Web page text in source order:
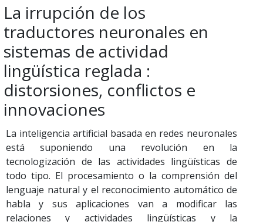
La irrupción de los
traductores neuronales en
sistemas de actividad
lingüística reglada :
distorsiones, conflictos e
innovaciones
La inteligencia artificial basada en redes neuronales
está suponiendo una revolución en la
tecnologización de las actividades lingüísticas de
todo tipo. El procesamiento o la comprensión del
lenguaje natural y el reconocimiento automático de
habla y sus aplicaciones van a modificar las
relaciones y actividades lingüísticas y la